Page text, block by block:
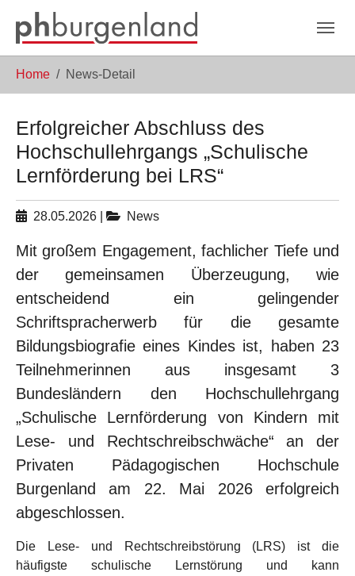
Home News-Detail
Erfolgreicher Abschluss des
Hochschullehrgangs „Schulische
Lernförderung bei LRS“
28.05.2026 News
Mit großem Engagement, fachlicher Tiefe und
der gemeinsamen Überzeugung, wie
entscheidend ein gelingender
Schriftspracherwerb für die gesamte
Bildungsbiografie eines Kindes ist, haben 23
Teilnehmerinnen aus insgesamt 3
Bundesländern den Hochschullehrgang
„Schulische Lernförderung von Kindern mit
Lese- und Rechtschreibschwäche“ an der
Privaten Pädagogischen Hochschule
Burgenland am 22. Mai 2026 erfolgreich
abgeschlossen.
Die Lese- und Rechtschreibstörung (LRS) ist die
häufigste schulische Lernstörung und kann